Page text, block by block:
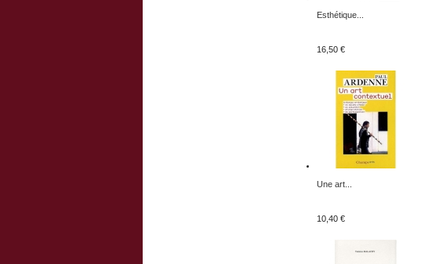
Esthétique...
16,50 €
Une art...
10,40 €